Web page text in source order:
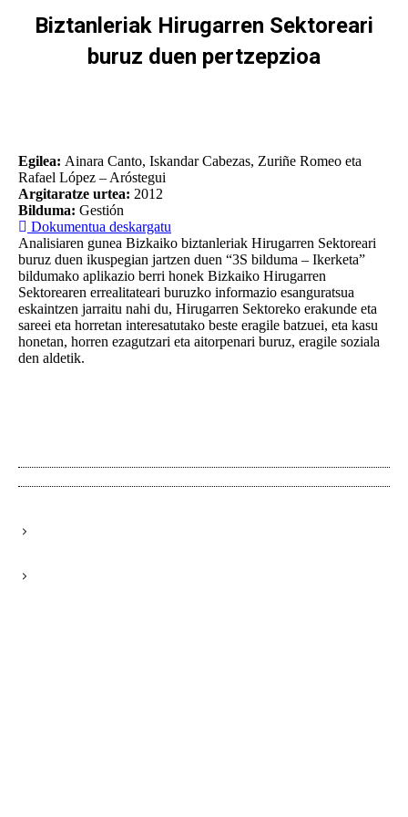
Biztanleriak Hirugarren Sektoreari
buruz duen pertzepzioa
Egilea: Ainara Canto, Iskandar Cabezas, Zuriñe Romeo eta
Rafael López – Aróstegui
Argitaratze urtea: 2012
Bilduma: Gestión
Dokumentua deskargatu
Analisiaren gunea Bizkaiko biztanleriak Hirugarren Sektoreari
buruz duen ikuspegian jartzen duen “3S bilduma – Ikerketa”
bildumako aplikazio berri honek Bizkaiko Hirugarren
Sektorearen errealitateari buruzko informazio esanguratsua
eskaintzen jarraitu nahi du, Hirugarren Sektoreko erakunde eta
sareei eta horretan interesatutako beste eragile batzuei, eta kasu
honetan, horren ezagutzari eta aitorpenari buruz, eragile soziala
den aldetik.